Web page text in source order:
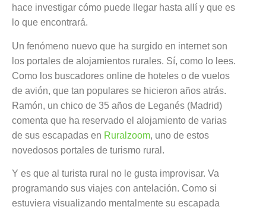
hace investigar cómo puede llegar hasta allí y que es
lo que encontrará.
Un fenómeno nuevo que ha surgido en internet son
los portales de alojamientos rurales. Sí, como lo lees.
Como los buscadores online de hoteles o de vuelos
de avión, que tan populares se hicieron años atrás.
Ramón, un chico de 35 años de Leganés (Madrid)
comenta que ha reservado el alojamiento de varias
de sus escapadas en Ruralzoom, uno de estos
novedosos portales de turismo rural.
Y es que al turista rural no le gusta improvisar. Va
programando sus viajes con antelación. Como si
estuviera visualizando mentalmente su escapada